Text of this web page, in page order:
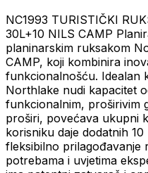
NC1993 TURISTIČKI
30L+10 NILS CAMP
planinarskim ruksakom
CAMP, koji kombinira
funkcionalnošću. Idealan
Northlake nudi kapacitet
funkcionalnim, proširivim
proširi, povećava ukupni
korisniku daje dodatnih
fleksibilno prilagođavanje
potrebama i uvjetima